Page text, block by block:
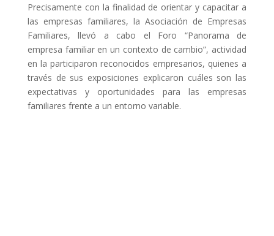
Precisamente con la finalidad de orientar y capacitar a
las empresas familiares, la Asociación de Empresas
Familiares, llevó a cabo el Foro “Panorama de
empresa familiar en un contexto de cambio”, actividad
en la participaron reconocidos empresarios, quienes a
través de sus exposiciones explicaron cuáles son las
expectativas y oportunidades para las empresas
familiares frente a un entorno variable.